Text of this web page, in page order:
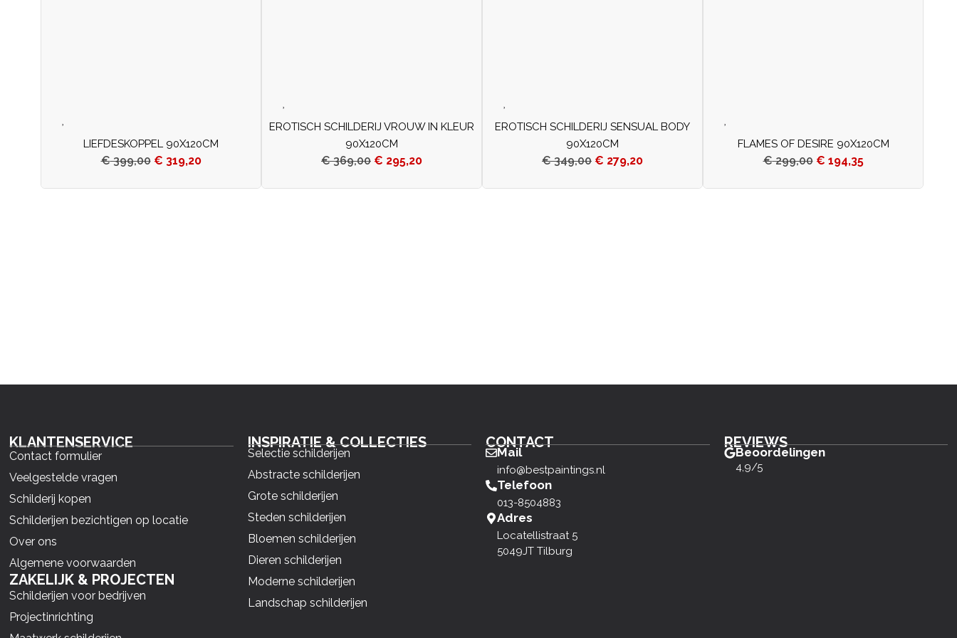
LIEFDESKOPPEL 90X120CM
€399,00 € 319,20
EROTISCH SCHILDERIJ VROUW IN KLEUR
90X120CM
€369,00 € 295,20
EROTISCH SCHILDERIJ SENSUAL BODY
90X120CM
€349,00 € 279,20
FLAMES OF DESIRE 90X120CM
€299,00 € 194,35
KLANTENSERVICE
Contact formulier
Veelgestelde vragen
Schilderij kopen
Schilderijen bezichtigen op locatie
Over ons
Algemene voorwaarden
ZAKELIJK & PROJECTEN
Schilderijen voor bedrijven
Projectinrichting
INSPIRATIE & COLLECTIES
Selectie schilderijen
Abstracte schilderijen
Grote schilderijen
Steden schilderijen
Bloemen schilderijen
Dieren schilderijen
Moderne schilderijen
Landschap schilderijen
CONTACT
Mail
info@bestpaintings.nl
Telefoon
013-8504883
Adres
Locatellistraat 5
5049JT Tilburg
REVIEWS
Beoordelingen
4,9/5